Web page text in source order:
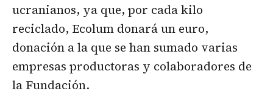
ucranianos, ya que, por cada kilo
reciclado, Ecolum donará un euro,
donación a la que se han sumado varias
empresas productoras y colaboradores de
la Fundación.